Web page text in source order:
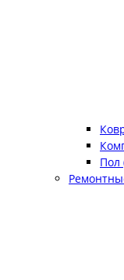
Пол